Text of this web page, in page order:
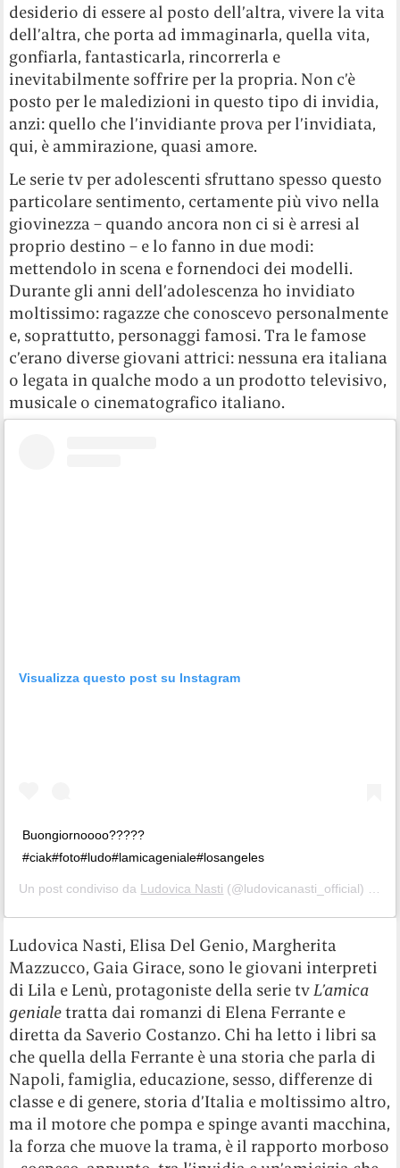
desiderio di essere al posto dell’altra, vivere la vita
dell’altra, che porta ad immaginarla, quella vita,
gonfiarla, fantasticarla, rincorrerla e
inevitabilmente soffrire per la propria. Non c’è
posto per le maledizioni in questo tipo di invidia,
anzi: quello che l’invidiante prova per l’invidiata,
qui, è ammirazione, quasi amore.
Le serie tv per adolescenti sfruttano spesso questo
particolare sentimento, certamente più vivo nella
giovinezza – quando ancora non ci si è arresi al
proprio destino – e lo fanno in due modi:
mettendolo in scena e fornendoci dei modelli.
Durante gli anni dell’adolescenza ho invidiato
moltissimo: ragazze che conoscevo personalmente
e, soprattutto, personaggi famosi. Tra le famose
c’erano diverse giovani attrici: nessuna era italiana
o legata in qualche modo a un prodotto televisivo,
musicale o cinematografico italiano.
Visualizza questo post su Instagram
Buongiornoooo?????
#ciak#foto#ludo#lamicageniale#losangeles
Un post condiviso da Ludovica Nasti (@ludovicanasti_official) in data:
Ludovica Nasti, Elisa Del Genio, Margherita
Mazzucco, Gaia Girace, sono le giovani interpreti
di Lila e Lenù, protagoniste della serie tv L’amica
genialetratta dai romanzi di Elena Ferrante e
diretta da Saverio Costanzo. Chi ha letto i libri sa
che quella della Ferrante è una storia che parla di
Napoli, famiglia, educazione, sesso, differenze di
classe e di genere, storia d’Italia e moltissimo altro,
ma il motore che pompa e spinge avanti macchina,
la forza che muove la trama, è il rapporto morboso